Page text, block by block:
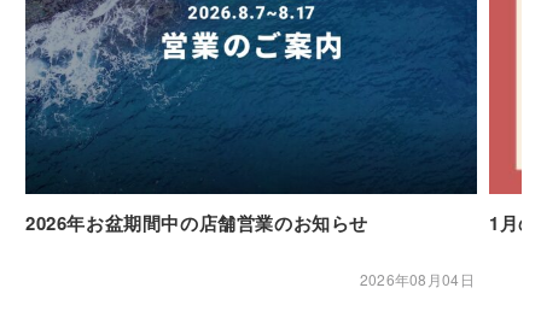
2026年お盆期間中の店舗営業のお知らせ
2026年08月04日
1月